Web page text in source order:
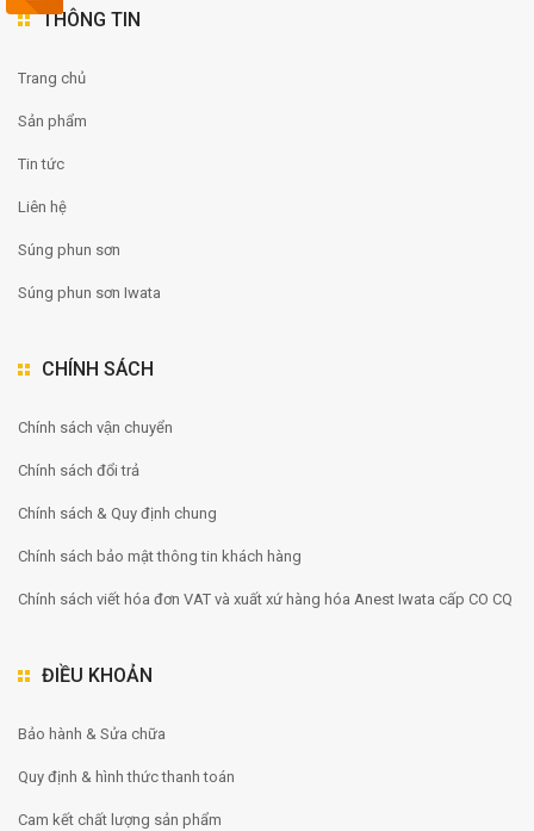
THÔNG TIN
Trang chủ
Sản phẩm
Tin tức
Liên hệ
Súng phun sơn
Súng phun sơn Iwata
CHÍNH SÁCH
Chính sách vận chuyển
Chính sách đổi trả
Chính sách & Quy định chung
Chính sách bảo mật thông tin khách hàng
Chính sách viết hóa đơn VAT và xuất xứ hàng hóa Anest Iwata cấp CO CQ
ĐIỀU KHOẢN
Bảo hành & Sửa chữa
Quy định & hình thức thanh toán
Cam kết chất lượng sản phẩm